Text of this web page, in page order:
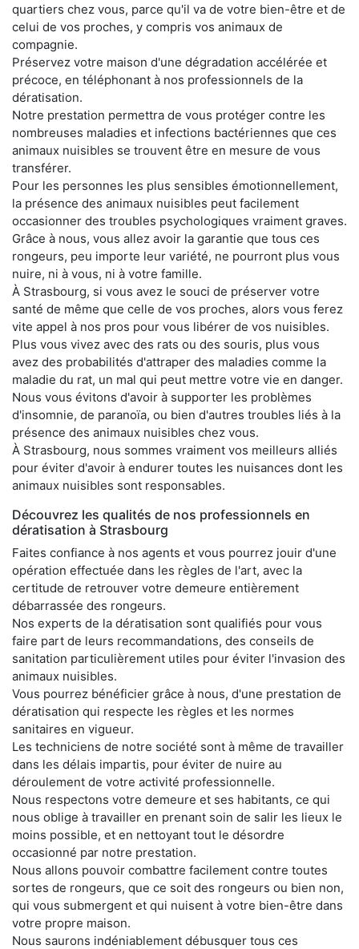
quartiers chez vous, parce qu'il va de votre bien-être et de
celui de vos proches, y compris vos animaux de
compagnie.
Préservez votre maison d'une dégradation accélérée et
précoce, en téléphonant à nos professionnels de la
dératisation.
Notre prestation permettra de vous protéger contre les
nombreuses maladies et infections bactériennes que ces
animaux nuisibles se trouvent être en mesure de vous
transférer.
Pour les personnes les plus sensibles émotionnellement,
la présence des animaux nuisibles peut facilement
occasionner des troubles psychologiques vraiment graves.
Grâce à nous, vous allez avoir la garantie que tous ces
rongeurs, peu importe leur variété, ne pourront plus vous
nuire, ni à vous, ni à votre famille.
À Strasbourg, si vous avez le souci de préserver votre
santé de même que celle de vos proches, alors vous ferez
vite appel à nos pros pour vous libérer de vos nuisibles.
Plus vous vivez avec des rats ou des souris, plus vous
avez des probabilités d'attraper des maladies comme la
maladie du rat, un mal qui peut mettre votre vie en danger.
Nous vous évitons d'avoir à supporter les problèmes
d'insomnie, de paranoïa, ou bien d'autres troubles liés à la
présence des animaux nuisibles chez vous.
À Strasbourg, nous sommes vraiment vos meilleurs alliés
pour éviter d'avoir à endurer toutes les nuisances dont les
animaux nuisibles sont responsables.
Découvrez les qualités de nos professionnels en
dératisation à Strasbourg
Faites confiance à nos agents et vous pourrez jouir d'une
opération effectuée dans les règles de l'art, avec la
certitude de retrouver votre demeure entièrement
débarrassée des rongeurs.
Nos experts de la dératisation sont qualifiés pour vous
faire part de leurs recommandations, des conseils de
sanitation particulièrement utiles pour éviter l'invasion des
animaux nuisibles.
Vous pourrez bénéficier grâce à nous, d'une prestation de
dératisation qui respecte les règles et les normes
sanitaires en vigueur.
Les techniciens de notre société sont à même de travailler
dans les délais impartis, pour éviter de nuire au
déroulement de votre activité professionnelle.
Nous respectons votre demeure et ses habitants, ce qui
nous oblige à travailler en prenant soin de salir les lieux le
moins possible, et en nettoyant tout le désordre
occasionné par notre prestation.
Nous allons pouvoir combattre facilement contre toutes
sortes de rongeurs, que ce soit des rongeurs ou bien non,
qui vous submergent et qui nuisent à votre bien-être dans
votre propre maison.
Nous saurons indéniablement débusquer tous ces